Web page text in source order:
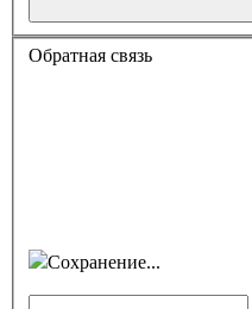
Обратная связь
Сохранение...